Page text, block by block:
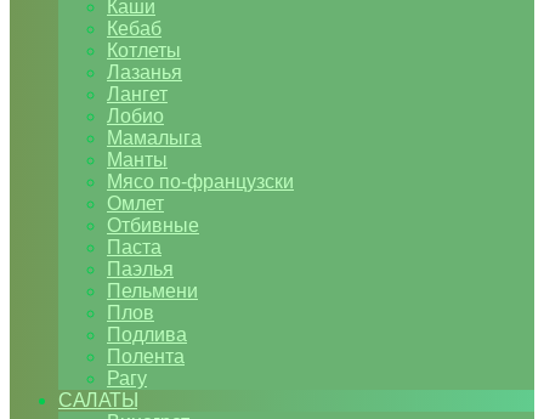
Каши
Кебаб
Котлеты
Лазанья
Лангет
Лобио
Мамалыга
Манты
Мясо по-французски
Омлет
Отбивные
Паста
Паэлья
Пельмени
Плов
Подлива
Полента
Рагу
САЛАТЫ